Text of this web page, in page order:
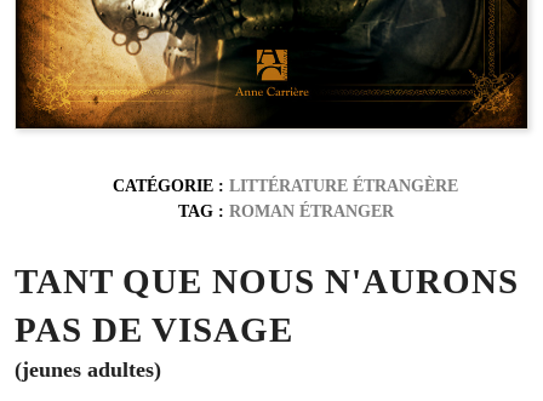
CATÉGORIE : LITTÉRATURE ÉTRANGÈRE
TAG : ROMAN ÉTRANGER
TANT QUE NOUS N'AURONS
PAS DE VISAGE
(jeunes adultes)